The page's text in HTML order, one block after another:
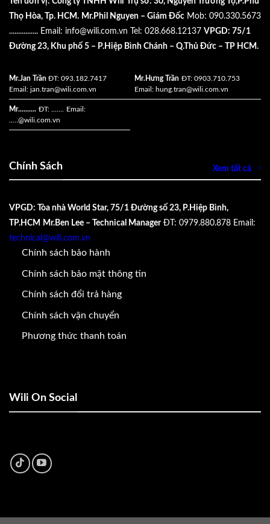
Thọ Hòa, Tp. HCM. Mr.Phil Nguyen – Giám Đốc Mob: 090.330.5673
................ Email: info@wili.com.vn Tel: 028.668.12137 VPGD: 75/1
Đường 23, Khu phố 5 – P.Hiệp Bình Chánh – Q.Thủ Đức – TP HCM.
Mr.Jan Trần ĐT: 093.182.7417
Email: jan.tran@wili.com.vn
Mr.Hưng Trần ĐT: 0903.710.753
Email: hung.tran@wili.com.vn
Mr.......... ĐT: ....... Email:
.....@wili.com.vn
Chính Sách Xem tất cả
VPGD: Tòa nhà World Star, 75/1 Đường số 23, P.Hiệp Bình,
TP.HCM Mr.Ben Lee – Technical Manager ĐT: 0979.880.878 Email:
technical@wili.com.vn
Chính sách bảo hành
Chính sách bảo mật thông tin
Chính sách đổi trả hàng
Chính sách vận chuyển
Phương thức thanh toán
Wili On Social